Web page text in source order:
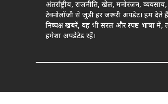
अंतर्राष्ट्रीय, राजनीति, खेल, मनोरंजन,
टेक्नोलॉजी से जुड़ी हर जरूरी अपडेट। हम
निष्पक्ष खबरें, वह भी सरल और स्पष्ट भाषा में,
हमेशा अपडेटेड रहें।